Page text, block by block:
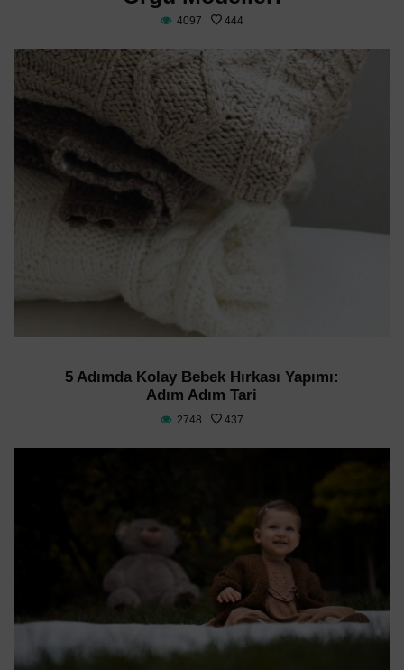
4097 444
5 Adımda Kolay Bebek Hırkası Yapımı:
Adım Adım Tari
2748 437